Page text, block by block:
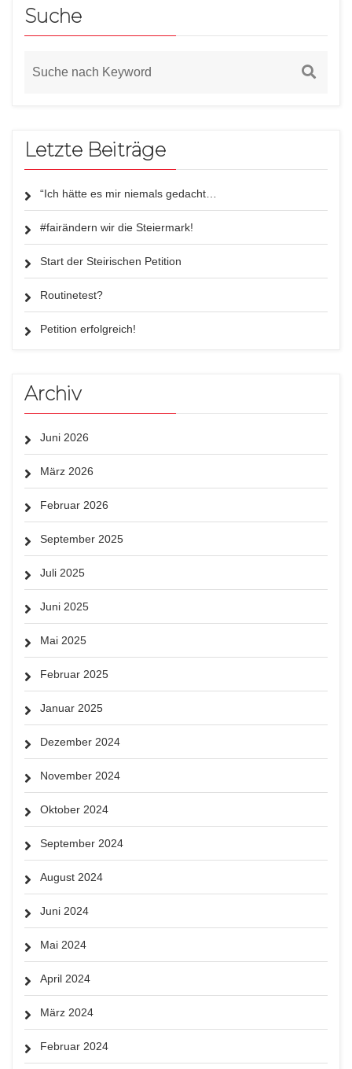
Suche
Letzte Beiträge
“Ich hätte es mir niemals gedacht…
#fairändern wir die Steiermark!
Start der Steirischen Petition
Routinetest?
Petition erfolgreich!
Archiv
Juni 2026
März 2026
Februar 2026
September 2025
Juli 2025
Juni 2025
Mai 2025
Februar 2025
Januar 2025
Dezember 2024
November 2024
Oktober 2024
September 2024
August 2024
Juni 2024
Mai 2024
April 2024
März 2024
Februar 2024